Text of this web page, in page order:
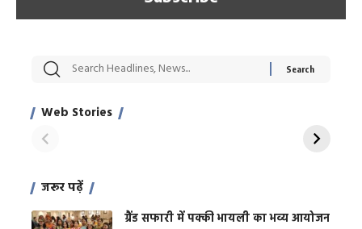
Web Stories
सट्टेबाजी में अरेस्ट हुए
साहिल खान
रोज एक कच्चे लहसुन
जरूर पढ़ें
ग्रैंड सफारी में पक्की भायली का भव्य आयोजन